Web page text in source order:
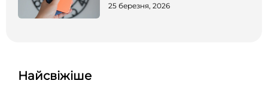
25 березня, 2026
Найсвіжіше